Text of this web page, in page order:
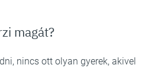
magát?
nincs ott olyan gyerek, akivel